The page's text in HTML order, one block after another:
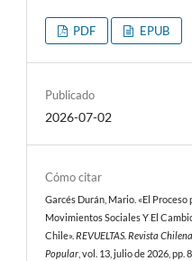
PDF EPUB
Publicado
2026-07-02
Cómo citar
Garcés Durán, Mario. «El
Movimientos Sociales Y El
Chile».REVUELTAS. Revista
Popular, vol. 13, julio de 2026, pp.